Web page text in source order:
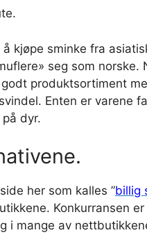
kjøpe sminke fra
seg som
produktsortiment
Enten er varene
dyr.
her som kalles ”billig
Konkurransen
i mange av